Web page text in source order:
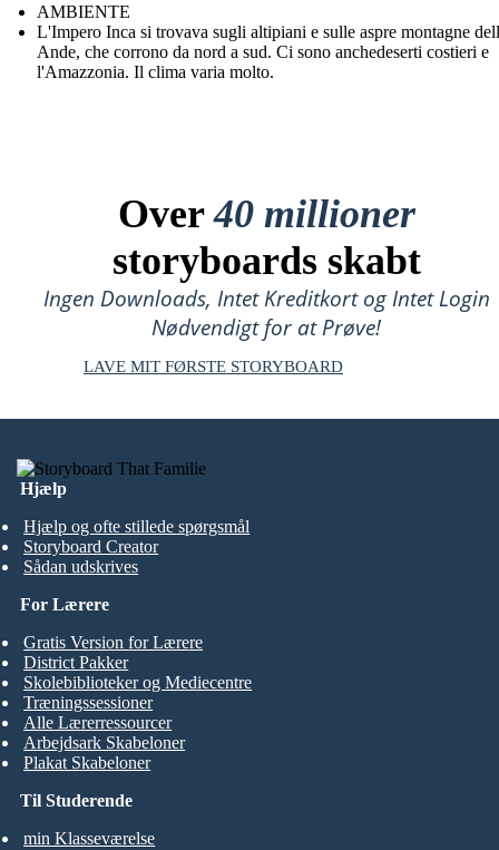
AMBIENTE
L'Impero Inca si trovava sugli altipiani e sulle aspre montagne
Ande, che corrono da nord a sud. Ci sono anchedeserti costieri e
l'Amazzonia. Il clima varia molto.
Over40 millioner
storyboards skabt
Ingen Downloads, Intet Kreditkort og Intet Login
Nødvendigt for at Prøve!
LAVE MIT FØRSTE STORYBOARD
Hjælp
Hjælp og ofte stillede spørgsmål
Storyboard Creator
Sådan udskrives
Til Studerende
min Klasseværelse
For Lærere
Gratis Version for Lærere
District Pakker
Skolebiblioteker og Mediecentre
Træningssessioner
Alle Lærerressourcer
Arbejdsark Skabeloner
Plakat Skabeloner